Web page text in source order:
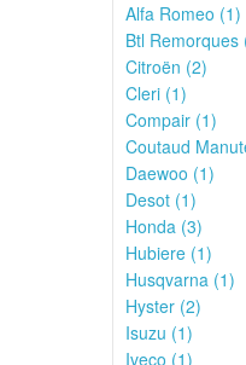
Alfa Romeo (1)
Btl Remorques
Citroën (2)
Cleri (1)
Compair (1)
Coutaud
Daewoo (1)
Desot (1)
Honda (3)
Hubiere (1)
Husqvarna (1)
Hyster (2)
Isuzu (1)
Iveco (1)